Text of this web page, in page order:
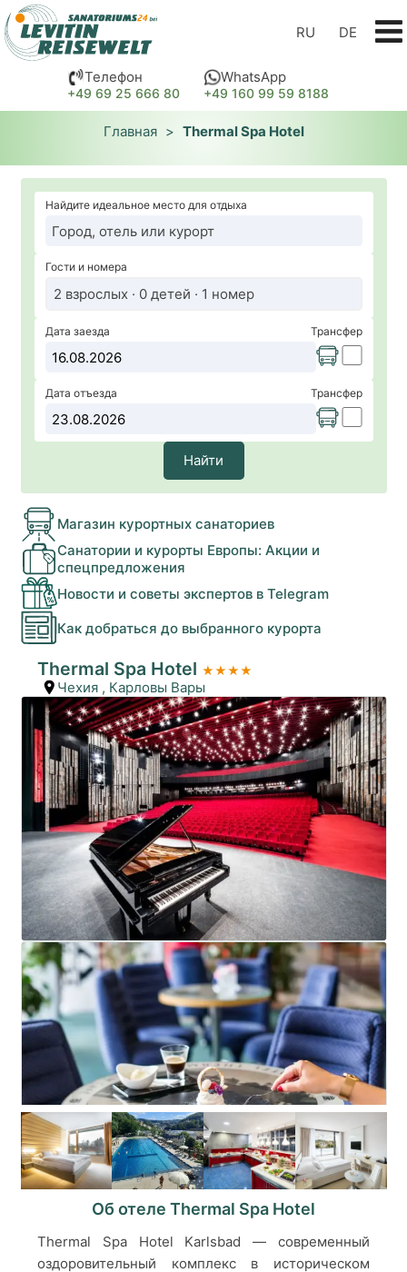
Телефон
+49 69 25 666 80
WhatsApp
+49 160 99 59 8188
RU DE
Главная > Thermal Spa Hotel
Найдите идеальное место для отдыха
Гости и номера
2 взрослых · 0 детей · 1 номер
Дата заезда Трансфер
Дата отъезда Трансфер
Найти
Магазин курортных санаториев
Санатории и курорты Европы: Акции и
спецпредложения
Новости и советы экспертов в Telegram
Как добраться до выбранного курорта
Thermal Spa Hotel ★★★★
Чехия , Карловы Вары
Об отеле Thermal Spa Hotel
Thermal Spa Hotel Karlsbad — современный
оздоровительный комплекс в историческом